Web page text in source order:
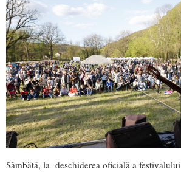
Sâmbătă, la deschiderea oficială a festivalului